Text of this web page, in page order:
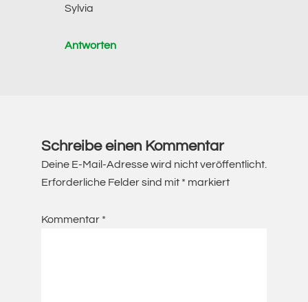
Sylvia
Antworten
Schreibe einen Kommentar
Deine E-Mail-Adresse wird nicht veröffentlicht.
Erforderliche Felder sind mit * markiert
Kommentar *